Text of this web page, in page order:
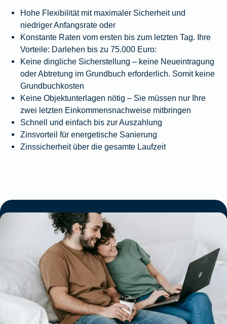
Hohe Flexibilität mit maximaler Sicherheit und
niedriger Anfangsrate oder
Konstante Raten vom ersten bis zum letzten Tag. Ihre
Vorteile: Darlehen bis zu 75.000 Euro:
Keine dingliche Sicherstellung – keine Neueintragung
oder Abtretung im Grundbuch erforderlich. Somit keine
Grundbuchkosten
Keine Objektunterlagen nötig – Sie müssen nur Ihre
zwei letzten Einkommensnachweise mitbringen
Schnell und einfach bis zur Auszahlung
Zinsvorteil für energetische Sanierung
Zinssicherheit über die gesamte Laufzeit